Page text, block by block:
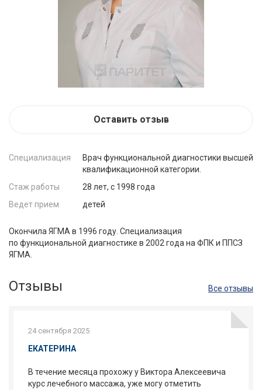
Оставить отзыв
Специализация
Врач функциональной диагностики высшей
квалификационной категории.
Стаж работы
28 лет, c 1998 года
Ведет прием
детей
Окончила ЯГМА в 1996 году. Специализация
по функциональной диагностике в 2002 года на ФПК и ППСЗ
ЯГМА.
Отзывы Все отзывы
24 сентября 2025
ЕКАТЕРИНА
В течение месяца прохожу у Виктора Алексеевича
курс лечебного массажа, уже могу отметить